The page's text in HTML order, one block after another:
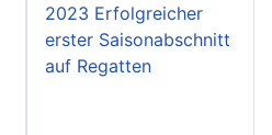
2023 Erfolgreicher
erster Saisonabschnitt
auf Regatten